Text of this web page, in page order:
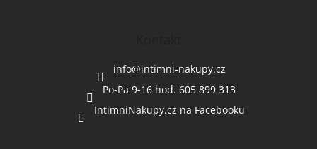
info@intimni-nakupy.cz
Po-Pa 9-16 hod. 605 899 313
IntimniNakupy.cz na Facebooku